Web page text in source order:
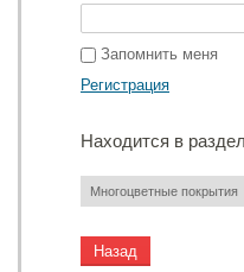
Запомнить меня
Регистрация
Находится в
Многоцветные покрытия
Назад